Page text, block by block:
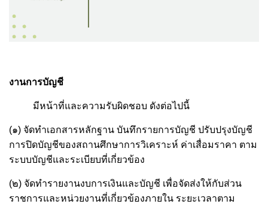
งานการบัญชี
มีหน้าที่และความรับผิดชอบ ดังต่อไปนี้
(๑) จัดทำเอกสารหลักฐาน บันทึกรายการบัญชี ปรับปรุงบัญชี
การปิดบัญชีของสถานศึกษาการวิเคราะห์ ค่าเสื่อมราคา ตาม
ระบบบัญชีและระเบียบที่เกี่ยวข้อง
(๒) จัดทำรายงานงบการเงินและบัญชี เพื่อจัดส่งให้กับส่วน
ราชการและหน่วยงานที่เกี่ยวข้องภายใน ระยะเวลาตาม